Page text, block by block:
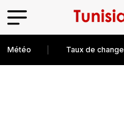
Météo Taux de change